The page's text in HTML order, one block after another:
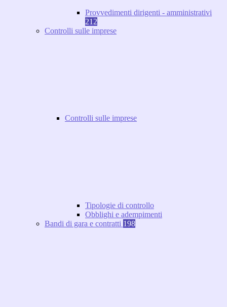
Provvedimenti dirigenti - amministrativi
212
Controlli sulle imprese
Controlli sulle imprese
Tipologie di controllo
Obblighi e adempimenti
Bandi di gara e contratti 198